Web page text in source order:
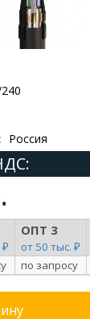
Россия
₽
ОПТ 3
от 50 тыс. ₽
по запросу